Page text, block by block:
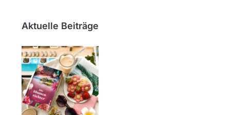
Aktuelle Beiträge